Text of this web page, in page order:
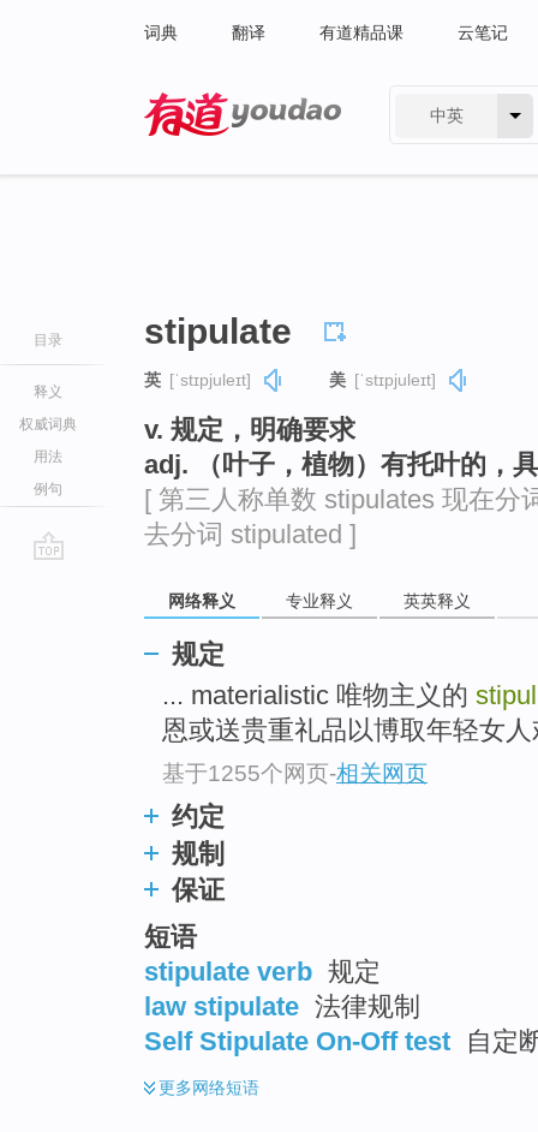
词典 翻译 有道精品课 云笔记
中英
目录
释义
权威词典
用法
例句
stipulate
英 [ˈstɪpjuleɪt] 美 [ˈstɪpjuleɪt]
v. 规定，明确要求
adj. （叶子，植物）有托叶的，
[ 第三人称单数 stipulates 现在分
去分词 stipulated ]
网络释义 专业释义 英英释义
规定
... materialistic 唯物主义的
恩或送贵重礼品以博取年轻女
基于1255个网页-相关网页
约定
规制
保证
短语
stipulate verb 规定
law stipulate 法律规制
Self Stipulate On-Off test
自定
更多网络短语